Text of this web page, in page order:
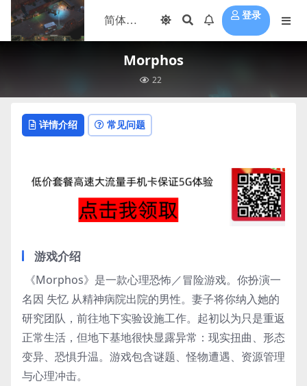
登录
Morphos
22
详情介绍 常见问题
游戏介绍
《Morphos》是一款心理恐怖／冒险游戏。你扮演一
名因 失忆 从精神病院出院的男性。妻子将你纳入她的
研究团队，前往地下实验设施工作。起初以为只是重返
正常生活，但地下基地很快显露异常：现实扭曲、形态
变异、恐惧升温。游戏包含谜题、怪物遭遇、资源管理
与心理冲击。